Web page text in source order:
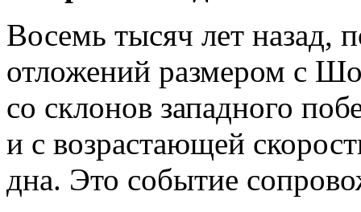
Восемь тысяч лет назад,
отложений размером с
со склонов западного
и с возрастающей
дна. Это событие